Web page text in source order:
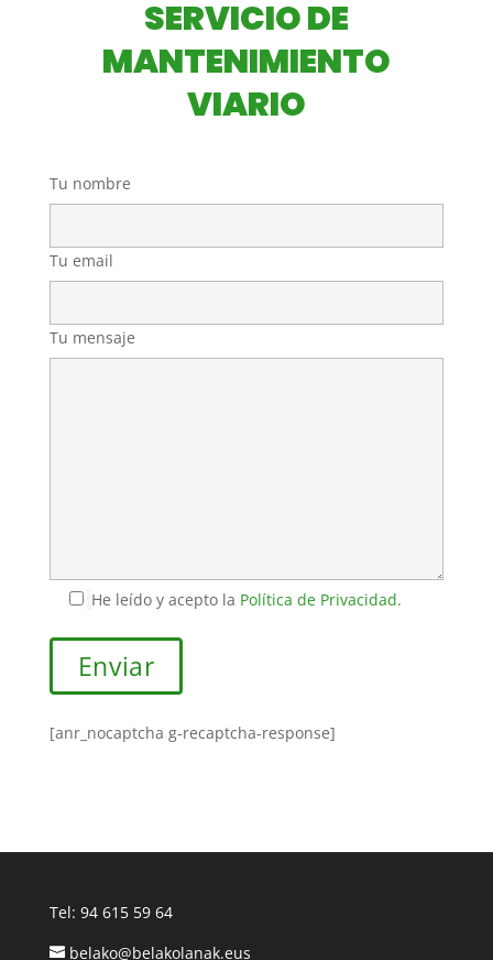
SERVICIO DE
MANTENIMIENTO
VIARIO
Tu nombre
Tu email
Tu mensaje
He leído y acepto la Política de Privacidad.
[anr_nocaptcha g-recaptcha-response]
Tel: 94 615 59 64
belako@belakolanak.eus